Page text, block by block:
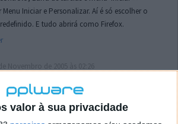
valor à sua privacidade
Menu Iniciar e Personalizar. Aí é só escolher o
E tudo abrirá como Firefox.
referida n se encontra la nada k me permita por
browser predefenido
Ja percorri o painel